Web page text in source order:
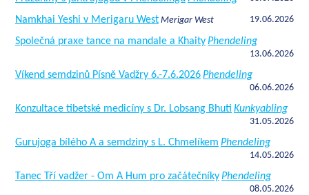
Namkhai Yeshi v Merigaru West Merigar West 19.06.2026
Společná praxe tance na mandale a KhaityPhendeling
13.06.2026
Víkend semdzinů Písně Vadžry 6.-7.6.2026Phendeling
06.06.2026
Konzultace tibetské medicíny s Dr. Lobsang Bhuti Kunkyabling
31.05.2026
Gurujoga bílého A a semdziny s L. Chmelíkem Phendeling
14.05.2026
Tanec Tří vadžer - Om A Hum pro začátečníkyPhendeling
08.05.2026